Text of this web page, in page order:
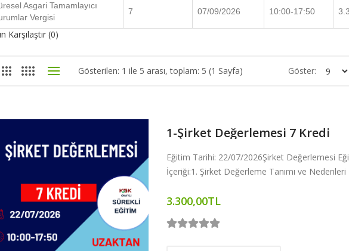
Asgari Tamamlayıcı
Vergisi
7 07/09/2026 10:00-17:50
Karşılaştır (0)
Gösterilen: 1 ile 5 arası, toplam: 5 (1 Sayfa) Göster:
1-Şirket Değerlemesi 7 Kredi
Eğitim Tarihi: 22/07/2026Şirket Değerlemesi
İçeriği:1. Şirket Değerleme Tanımı ve
3.300,00TL